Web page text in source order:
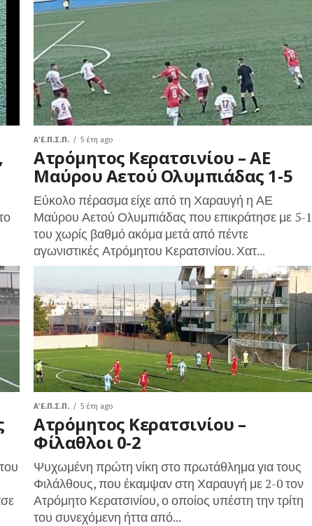
Α΄ Ε.Π.Σ.Π. 5 έτη ago
Ατρόμητος Κερατσινίου – ΑΕ
Μαύρου Αετού Ολυμπιάδας 1-5
Εύκολο πέρασμα είχε από τη Χαραυγή η ΑΕ
Μαύρου Αετού Ολυμπιάδας που επικράτησε με 5-1
του χωρίς βαθμό ακόμα μετά από πέντε
αγωνιστικές Ατρόμητου Κερατσινίου. Χατ...
Α΄ Ε.Π.Σ.Π. 5 έτη ago
Ατρόμητος Κερατσινίου –
Φίλαθλοι 0-2
Ψυχωμένη πρώτη νίκη στο πρωτάθλημα για τους
Φιλάλθους, που έκαμψαν στη Χαραυγή με 2-0 τον
Ατρόμητο Κερατσινίου, ο οποίος υπέστη την τρίτη
του συνεχόμενη ήττα από...